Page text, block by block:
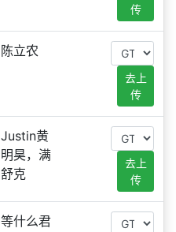
传
陈立农
去上
传
Justin黄
明昊，满
舒克
去上
传
等什么君